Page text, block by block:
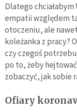
Dlatego
empatii względem
otoczeniu, ale
koleżanka z pracy?
czy czegoś
po to, żeby
zobaczyć, jak sobie
Ofiary